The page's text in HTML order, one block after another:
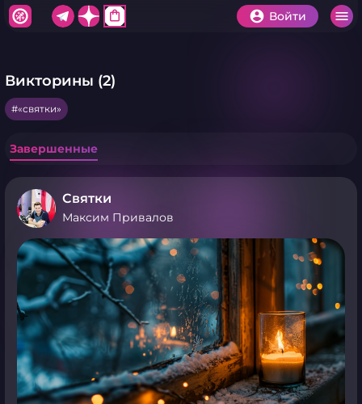
shopping_bag Войти
Викторины (2)
«святки»
Завершенные
Святки
Максим Привалов